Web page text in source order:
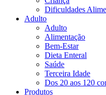
Dificuldades
Adulto
Adulto
Alimentação
Bem-Estar
Dieta Enteral
Saúde
Terceira Idade
Dos 20 aos 120
Produtos